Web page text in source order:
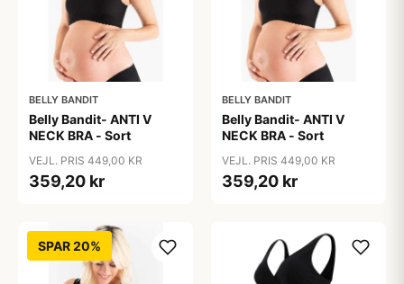
BELLY BANDIT
Belly Bandit- ANTI V
NECK BRA - Sort
VEJL. PRIS 449,00 KR
359,20 kr
BELLY BANDIT
Belly Bandit- ANTI V
NECK BRA - Sort
VEJL. PRIS 449,00 KR
359,20 kr
SPAR 20%